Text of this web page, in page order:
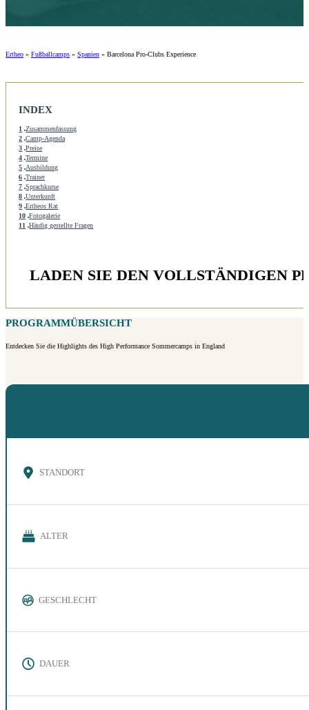
Ertheo » Fußballcamps » Spanien » Barcelona Pro-Clubs Experience
INDEX
1 Zusammenfassung
2 Camp-Agenda
3 Preise
4 Termine
5 Ausbildung
6 Trainer
7 Sprachkurse
8 Unterkunft
9 Ertheos Rat
10 Fotogalerie
11 Häufig gestellte Fragen
LADEN SIE DEN VOLLSTÄNDIGEN
PROGRAMMÜBERSICHT
Entdecken Sie die Highlights des High Performance Sommercamps in England
STANDORT
ALTER
GESCHLECHT
DAUER